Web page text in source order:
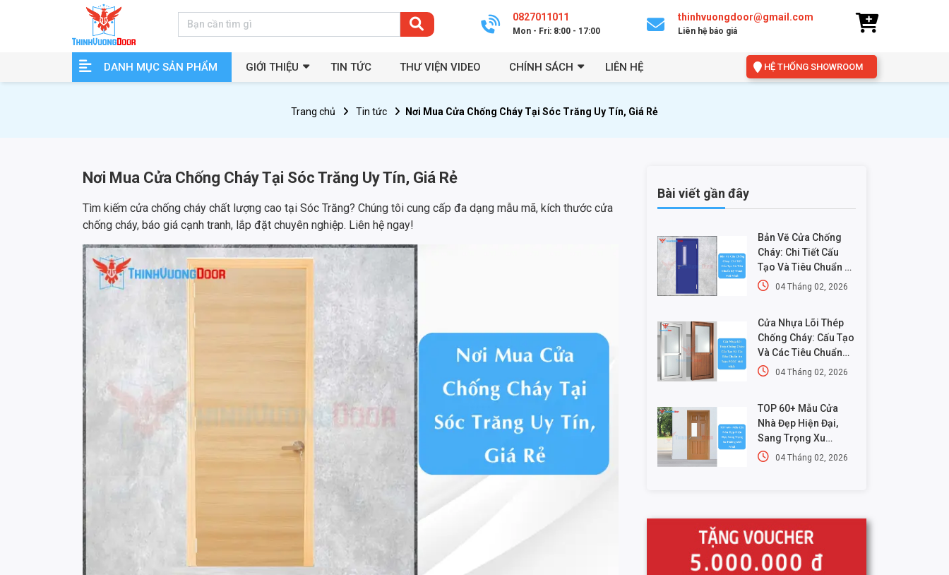
0827011011
Mon - Fri: 8:00 - 17:00
thinhvuongdoor@gmail.com
Liên hệ báo giá
DANH MỤC SẢN PHẨM GIỚI THIỆU TIN TỨC THƯ VIỆN VIDEO CHÍNH SÁCH LIÊN HỆ HỆ THỐNG SHOWROOM
Trang chủ Tin tức Nơi Mua Cửa Chống Cháy Tại Sóc Trăng Uy Tín, Giá Rẻ
Nơi Mua Cửa Chống Cháy Tại Sóc Trăng Uy Tín, Giá Rẻ
Tìm kiếm cửa chống cháy chất lượng cao tại Sóc Trăng? Chúng tôi cung cấp đa dạng mẫu mã, kích thước cửa
chống cháy, báo giá cạnh tranh, lắp đặt chuyên nghiệp. Liên hệ ngay!
Bài viết gần đây
Bản Vẽ Cửa Chống
Cháy: Chi Tiết Cấu
Tạo Và Tiêu Chuẩn Kỹ
Thuật Mới Nhất
04 Tháng 02, 2026
Cửa Nhựa Lõi Thép
Chống Cháy: Cấu Tạo
Và Các Tiêu Chuẩn
An Toàn PCCC Mới
04 Tháng 02, 2026
TOP 60+ Mẫu Cửa
Nhà Đẹp Hiện Đại,
Sang Trọng Xu
Hướng Mới Nhất
04 Tháng 02, 2026